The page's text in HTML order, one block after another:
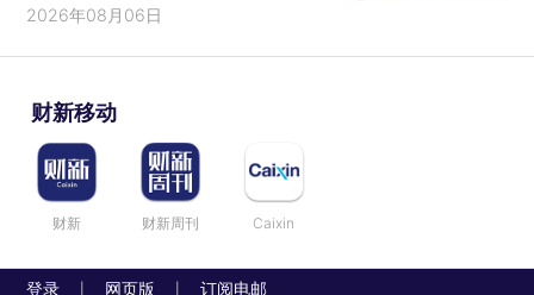
2026年08月06日
财新移动
财新 财新周刊 Caixin
登录 网页版 订阅电邮